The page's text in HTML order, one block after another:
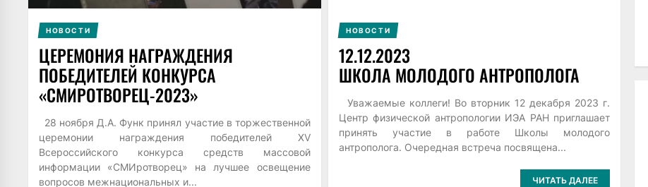
НОВОСТИ
ЦЕРЕМОНИЯ НАГРАЖДЕНИЯ
ПОБЕДИТЕЛЕЙ КОНКУРСА
«СМИРОТВОРЕЦ-2023»
28 ноября Д.А. Функ принял участие в торжественной
церемонии награждения победителей XV
Всероссийского конкурса средств массовой
информации «СМИротворец» на лучшее освещение
вопросов межнациональных и...
НОВОСТИ
12.12.2023
ШКОЛА МОЛОДОГО АНТРОПОЛОГА
Уважаемые коллеги! Во вторник 12 декабря 2023 г.
Центр физической антропологии ИЭА РАН приглашает
принять участие в работе Школы молодого
антрополога. Очередная встреча посвящена...
ЧИТАТЬ ДАЛЕЕ